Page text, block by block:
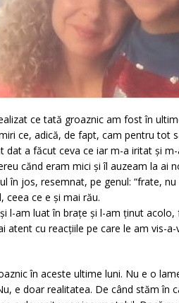
ce tată groaznic am fost în
ce, adică, de fapt, cam pentru tot
dat a făcut ceva ce iar m-a iritat și
cănd eram mici și îl auzeam la ai
în jos, resemnat, pe genul: “frate,
ceea ce e și mai rău.
l-am luat în brațe și l-am ținut acolo,
atent cu reacțiile pe care le am vis-
în aceste ultime luni. Nu e o
e doar realitatea. De când stăm în